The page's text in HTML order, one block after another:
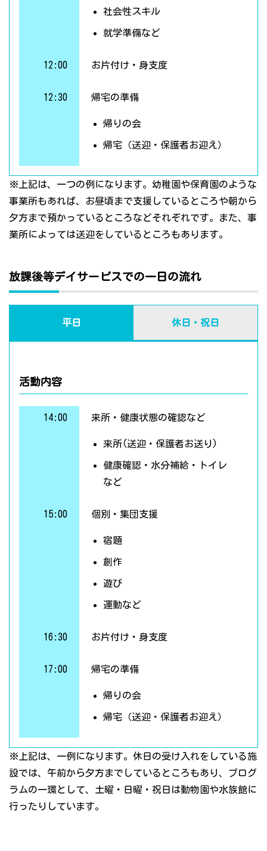
社会性スキル
就学準備など
12:00 お片付け・身支度
12:30 帰宅の準備
帰りの会
帰宅（送迎・保護者お迎え）
※上記は、一つの例になります。幼稚園や保育園のような
事業所もあれば、お昼頃まで支援しているところや朝から
夕方まで預かっているところなどそれぞれです。また、事
業所によっては送迎をしているところもあります。
放課後等デイサービスでの一日の流れ
平日 休日・祝日
活動内容
14:00 来所・健康状態の確認など
来所(送迎・保護者お送り)
健康確認・水分補給・トイレ
など
15:00 個別・集団支援
宿題
創作
遊び
運動など
16:30 お片付け・身支度
17:00 帰宅の準備
帰りの会
帰宅（送迎・保護者お迎え）
※上記は、一例になります。休日の受け入れをしている施
設では、午前から夕方までしているところもあり、プログ
ラムの一環として、土曜・日曜・祝日は動物園や水族館に
行ったりしています。